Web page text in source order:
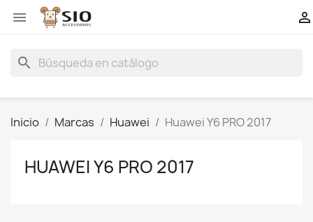
 
search
Inicio Marcas Huawei Huawei Y6 PRO 2017
HUAWEI Y6 PRO 2017